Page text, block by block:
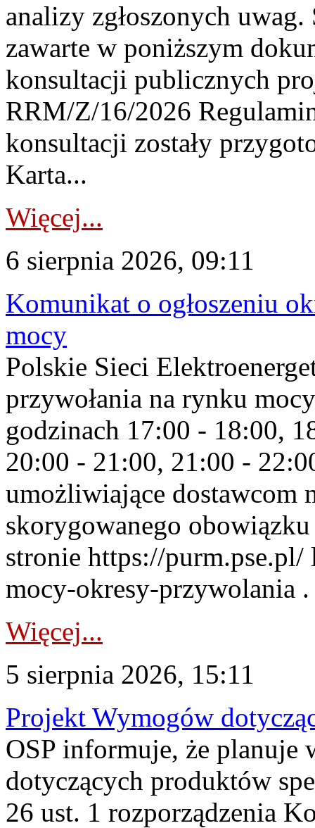
analizy zgłoszonych
zawarte w poniższym
konsultacji publicznych
RRM/Z/16/2026
konsultacji zostały
Karta...
Więcej...
6 sierpnia 2026, 09:11
Komunikat o ogłoszeniu
mocy
Polskie Sieci
przywołania na rynku
godzinach 17:00 - 18:00,
20:00 - 21:00, 21:00 -
umożliwiające dostawcom
skorygowanego
stronie https://
mocy-okresy-przywolania
Więcej...
5 sierpnia 2026, 15:11
Projekt Wymogów
OSP informuje, że planuje
dotyczących produktów
26 ust. 1 rozporządzenia